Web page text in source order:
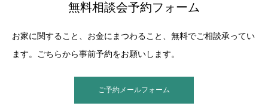
無料相談会予約フォーム
お家に関すること、お金にまつわること、無料でご相談承ってい
ます。ごちらから事前予約をお願いします。
ご予約メールフォーム